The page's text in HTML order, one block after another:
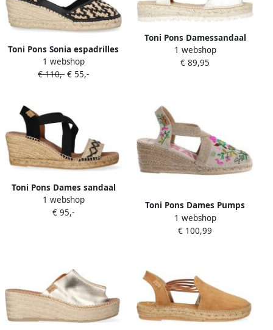
Toni Pons Sonia espadrilles
zwart beige
1 webshop
€ 110,- € 55,-
Toni Pons Damessandaal
met jute plateauzool ESTEL-
SW
1 webshop
€ 89,95
Toni Pons Dames sandaal
met sleehak van jute SUSA-
BN
1 webshop
€ 95,-
Toni Pons Dames Pumps
Mont Joi Floral Multi
1 webshop
€ 100,99